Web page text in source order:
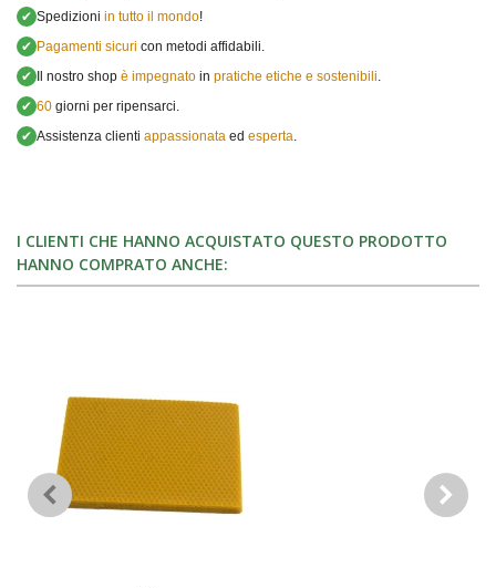
✔ Spedizioni in tutto il mondo!
✔ Pagamenti sicuri con metodi affidabili.
✔ Il nostro shop è impegnato in pratiche etiche e sostenibili
✔ 60 giorni per ripensarci.
✔ Assistenza clienti appassionata ed esperta
I CLIENTI CHE HANNO ACQUISTATO QUESTO PRODOTTO
HANNO COMPRATO ANCHE: